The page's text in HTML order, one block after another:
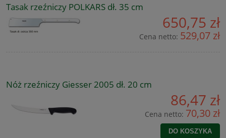
Tasak rzeźniczy POLKARS dł. 35 cm
650,75 zł
Cena netto: 529,07 zł
Nóż rzeźniczy Giesser 2005 dł. 20 cm
86,47 zł
Cena netto: 70,30 zł
DO KOSZYKA